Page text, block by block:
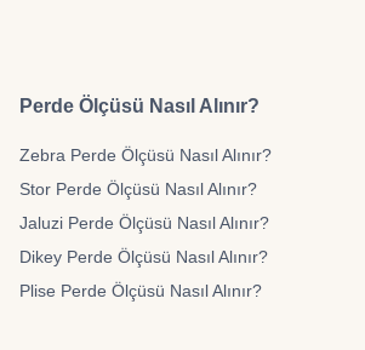
Perde Ölçüsü Nasıl Alınır?
Zebra Perde Ölçüsü Nasıl Alınır?
Stor Perde Ölçüsü Nasıl Alınır?
Jaluzi Perde Ölçüsü Nasıl Alınır?
Dikey Perde Ölçüsü Nasıl Alınır?
Plise Perde Ölçüsü Nasıl Alınır?